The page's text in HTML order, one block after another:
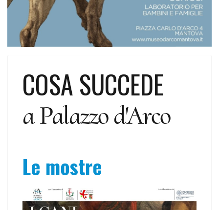
COSA SUCCEDE
a Palazzo d'Arco
Le mostre